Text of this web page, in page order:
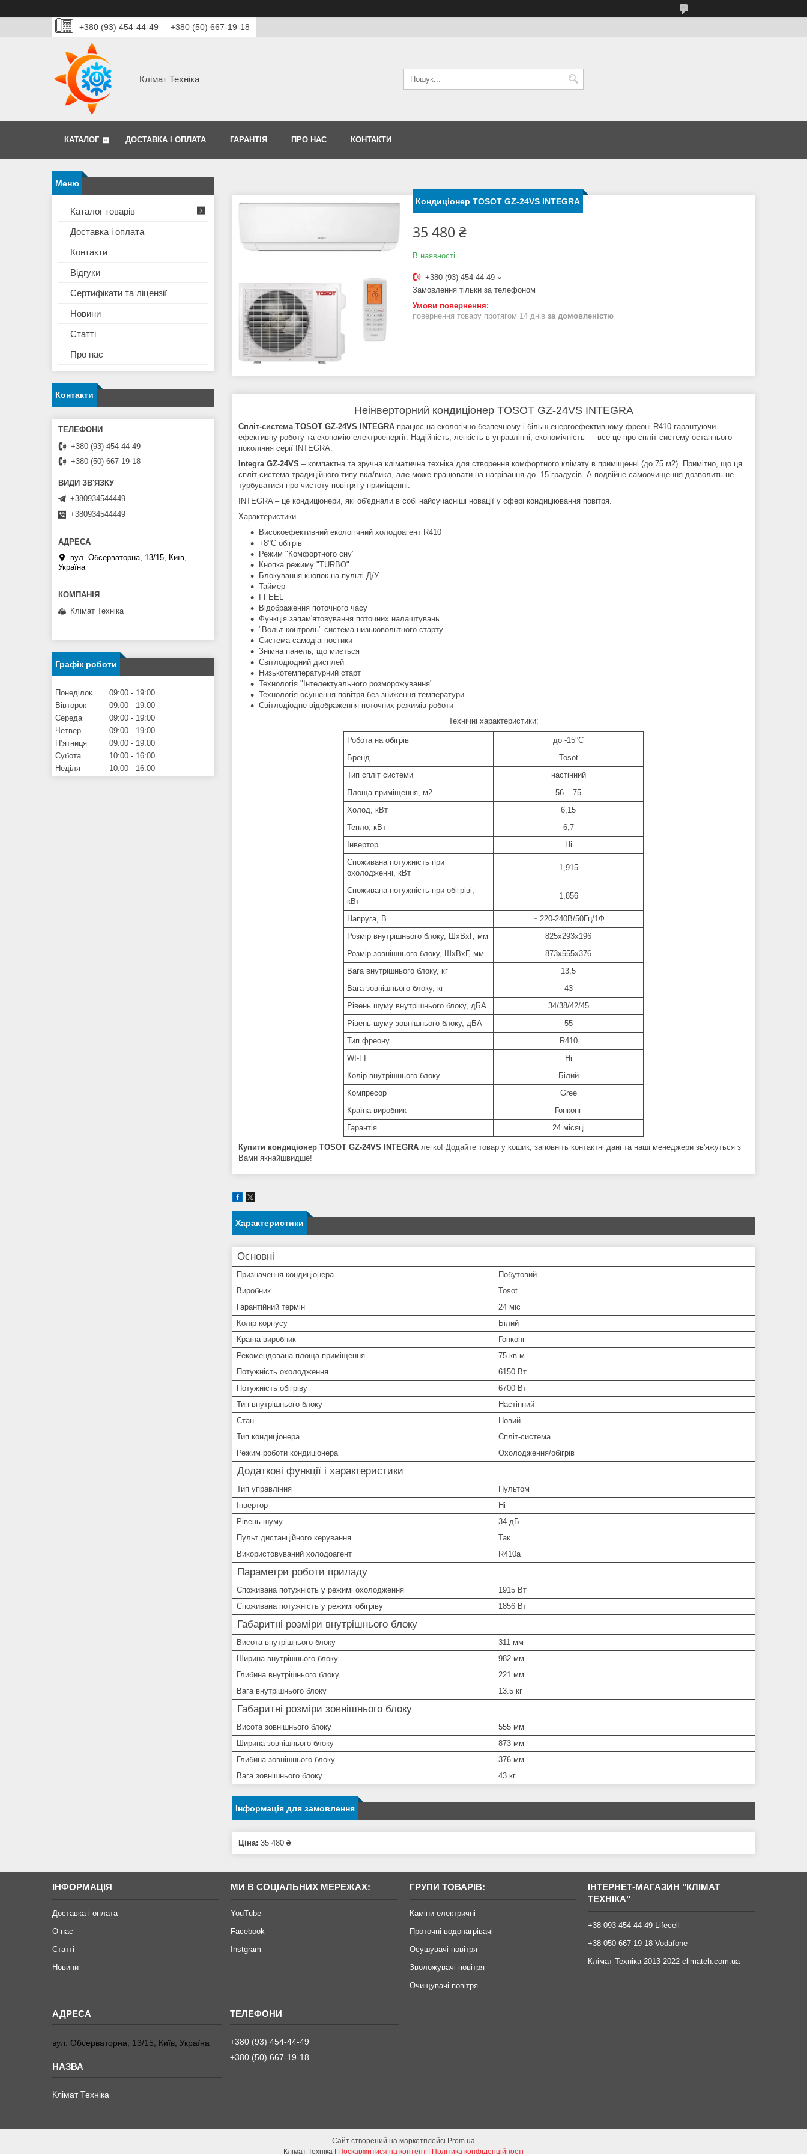
+380 (93) 454-44-49 +380 (50) 667-19-18
Клімат Техніка
КАТАЛОГ ДОСТАВКА І ОПЛАТА ГАРАНТІЯ ПРО НАС КОНТАКТИ
Кондиціонер TOSOT GZ-24VS INTEGRA
35 480 ₴
В наявності
+380 (93) 454-44-49
Замовлення тільки за телефоном
повернення товару протягом 14 днів за домовленістю
Неінверторний кондиціонер TOSOT GZ-24VS INTEGRA
Спліт-система TOSOT GZ-24VS INTEGRA працює на екологічно безпечному і більш енергоефективному фреоні R410 гарантуючи
ефективну роботу та економію електроенергії. Надійність, легкість в управлінні, економічність — все це про спліт систему останнього
покоління серії INTEGRA.
Integra GZ-24VS – компактна та зручна кліматична техніка для створення комфортного клімату в приміщенні (до 75 м2). Примітно, що ця
спліт-система традиційного типу вкл/викл, але може працювати на нагрівання до -15 градусів. А подвійне самоочищення дозволить не
турбуватися про чистоту повітря у приміщенні.
INTEGRA – це кондиціонери, які об'єднали в собі найсучасніші новації у сфері кондиціювання повітря.
Характеристики
Високоефективний екологічний холодоагент R410
+8°С обігрів
Режим "Комфортного сну"
Кнопка режиму "TURBO"
Блокування кнопок на пульті Д/У
Таймер
I FEEL
Відображення поточного часу
Функція запам'ятовування поточних налаштувань
"Вольт-контроль" система низьковольтного старту
Система самодіагностики
Знімна панель, що миється
Світлодіодний дисплей
Низькотемпературний старт
Технологія "Інтелектуального розморожування"
Технологія осушення повітря без зниження температури
Світлодіодне відображення поточних режимів роботи
Технічні характеристики:
Робота на обігрів
до -15°C
Бренд
Tosot
Тип спліт системи
настінний
Площа приміщення, м2
56 – 75
Холод, кВт
6,15
Тепло, кВт
6,7
Інвертор
Ні
Споживана потужність при
охолодженні, кВт
1,915
Споживана потужність при обігріві,
кВт
1,856
Напруга, В
~ 220-240В/50Гц/1Ф
Розмір внутрішнього блоку, ШxВxГ, мм
825x293x196
Розмір зовнішнього блоку, ШxВxГ, мм
873x555x376
Вага внутрішнього блоку, кг
13,5
Вага зовнішнього блоку, кг
43
Рівень шуму внутрішнього блоку, дБА
34/38/42/45
Рівень шуму зовнішнього блоку, дБА
55
Тип фреону
R410
WI-FI
Ні
Колір внутрішнього блоку
Білий
Компресор
Gree
Країна виробник
Гонконг
Гарантія
24 місяці
Купити кондиціонер TOSOT GZ-24VS INTEGRA легко! Додайте товар у кошик, заповніть контактні дані та наші менеджери зв'яжуться з
Вами якнайшвидше!
Характеристики
Основні
Призначення кондиціонера
Побутовий
Виробник
Tosot
Гарантійний термін
24 міс
Колір корпусу
Білий
Країна виробник
Гонконг
Рекомендована площа приміщення
75 кв.м
Потужність охолодження
6150 Вт
Потужність обігріву
6700 Вт
Тип внутрішнього блоку
Настінний
Стан
Новий
Тип кондиціонера
Спліт-система
Режим роботи кондиціонера
Охолодження/обігрів
Додаткові функції і характеристики
Тип управління
Пультом
Інвертор
Ні
Рівень шуму
34 дБ
Пульт дистанційного керування
Так
Використовуваний холодоагент
R410a
Параметри роботи приладу
Споживана потужність у режимі охолодження
1915 Вт
Споживана потужність у режимі обігріву
1856 Вт
Габаритні розміри внутрішнього блоку
Висота внутрішнього блоку
311 мм
Ширина внутрішнього блоку
982 мм
Глибина внутрішнього блоку
221 мм
Вага внутрішнього блоку
13.5 кг
Габаритні розміри зовнішнього блоку
Висота зовнішнього блоку
555 мм
Ширина зовнішнього блоку
873 мм
Глибина зовнішнього блоку
376 мм
Вага зовнішнього блоку
43 кг
Інформація для замовлення
Ціна: 35 480 ₴
Каталог товарів
Доставка і оплата
Контакти
Відгуки
Сертифікати та ліцензії
Новини
Статті
Про нас
Контакти
+380 (93) 454-44-49
+380 (50) 667-19-18
+380934544449
+380934544449
вул. Обсерваторна, 13/15, Київ,
Україна
Клімат Техніка
Графік роботи
Понеділок 09:00
19:00
Вівторок
09:00
19:00
Середа
09:00
19:00
Четвер
09:00
19:00
Пʼятниця
09:00
19:00
Субота
10:00
16:00
Неділя
10:00 16:00
ІНФОРМАЦІЯ
Доставка і оплата
О нас
Статті
Новини
МИ В СОЦІАЛЬНИХ МЕРЕЖАХ:
YouTube
Facebook
Instgram
ГРУПИ ТОВАРІВ:
Каміни електричні
Проточні водонагрівачі
Осушувачі повітря
Зволожувачі повітря
Очищувачі повітря
ІНТЕРНЕТ-МАГАЗИН "КЛІМАТ
ТЕХНІКА"
+38 093 454 44 49 Lifecell
+38 050 667 19 18 Vodafone
Клімат Техніка 2013-2022 climateh.com.ua
вул. Обсерваторна, 13/15, Київ, Україна
Клімат Техніка
+380 (93) 454-44-49
+380 (50) 667-19-18
Сайт створений на маркетплейсі Prom.ua
Клімат Техніка | Поскаржитися на контент | Політика конфіденційності